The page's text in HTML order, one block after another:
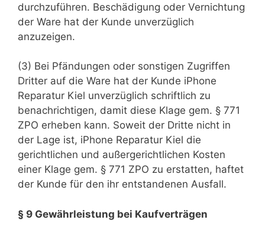
durchzuführen. Beschädigung oder Vernichtung
der Ware hat der Kunde unverzüglich
anzuzeigen.
(3) Bei Pfändungen oder sonstigen Zugriffen
Dritter auf die Ware hat der Kunde iPhone
Reparatur Kiel unverzüglich schriftlich zu
benachrichtigen, damit diese Klage gem. § 771
ZPO erheben kann. Soweit der Dritte nicht in
der Lage ist, iPhone Reparatur Kiel die
gerichtlichen und außergerichtlichen Kosten
einer Klage gem. § 771 ZPO zu erstatten, haftet
der Kunde für den ihr entstandenen Ausfall.
§ 9 Gewährleistung bei Kaufverträgen